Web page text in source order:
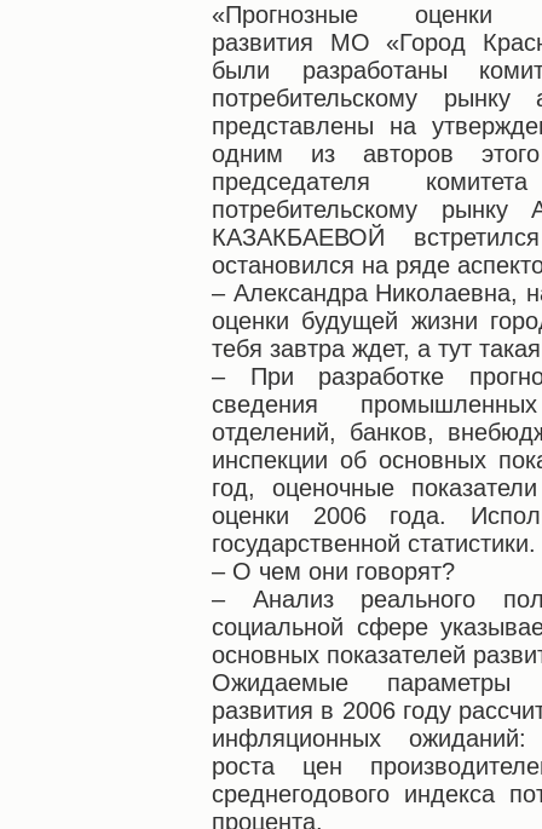
«Прогнозные оценки
развития МО «Город
были разработаны
потребительскому
представлены на
одним из авторов
председателя
потребительскому рынку
КАЗАКБАЕВОЙ
остановился на ряде
– Александра Николаевна,
оценки будущей жизни
тебя завтра ждет, а тут
– При разработке
сведения
отделений, банков,
инспекции об основных
год, оценочные
оценки 2006 года.
государственной статистики.
– О чем они говорят?
– Анализ реального
социальной сфере
основных показателей
Ожидаемые параметры
развития в 2006 году
инфляционных ожиданий:
роста цен
среднегодового индекса
процента.